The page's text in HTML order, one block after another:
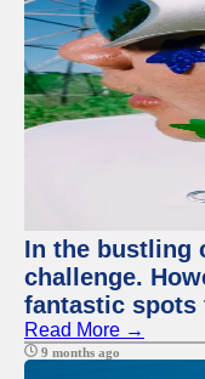
In the bustling
challenge.
fantastic spots
Read More →
9 months ago